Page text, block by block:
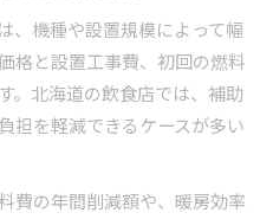
、機種や設置規模によって幅
格と設置工事費、初回の燃料
。北海道の飲食店では、補助
担を軽減できるケースが多い
費の年間削減額や、暖房効率